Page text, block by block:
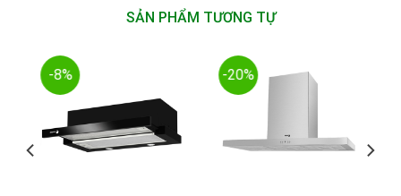
SẢN PHẨM TƯƠNG TỰ
-8% -20%